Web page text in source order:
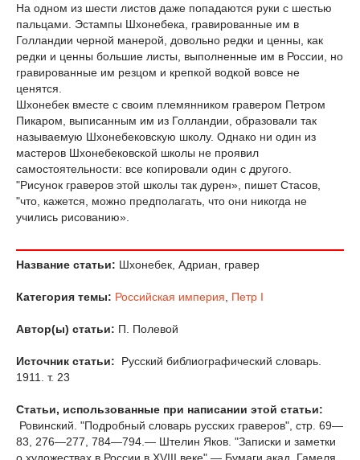
На одном из шести листов даже попадаются руки с шестью
пальцами. Эстампы Шхонебека, гравированные им в
Голландии черной манерой, довольно редки и ценны, как
редки и ценны большие листы, выполненные им в России, но
гравированные им резцом и крепкой водкой вовсе не
ценятся.
Шхонебек вместе с своим племянником гравером Петром
Пикаром, выписанным им из Голландии, образовали так
называемую Шхонебековскую школу. Однако ни один из
мастеров Шхонебековской школы не проявил
самостоятельности: все копировали один с другого.
"Рисунок граверов этой школы так дурен», пишет Стасов,
"что, кажется, можно предполагать, что они никогда не
учились рисованию».
Название статьи: Шхонебек, Адриан, гравер
Категория темы: Российская империя Петр I
Автор(ы) статьи: П. Полевой
Источник статьи:
Русский библиографический словарь.
1911. т. 23
Статьи, использованные при написании этой статьи:
Ровинский. "Подробный словарь русских граверов", стр. 69—
83, 276—277, 784—794.— Штелин Яков. "Записки и заметки
о художествах в России в XVIII веке".— Бумаги акад. Гамеля,